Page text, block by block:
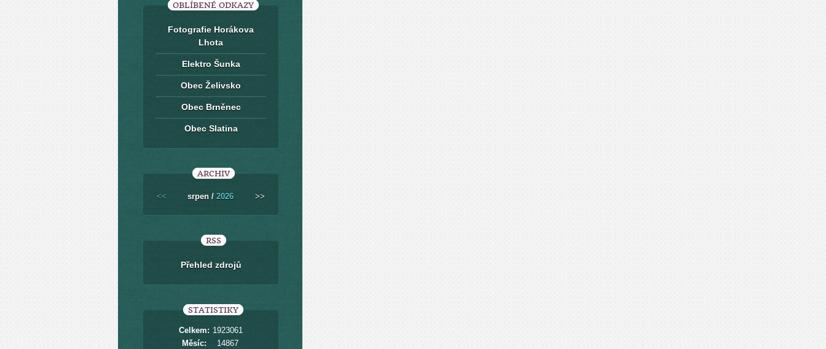
OBLÍBENÉ ODKAZY
Fotografie Horákova
Lhota
Elektro Šunka
Obec Želivsko
Obec Brněnec
Obec Slatina
ARCHIV
<< srpen / 2026 >>
RSS
Přehled zdrojů
STATISTIKY
Celkem: 1923061
Měsíc:
14867